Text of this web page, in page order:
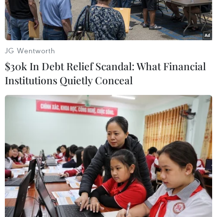
Ảnh minh họa (Nguồn: AFP/TTXVN)
Xung đột giữa Israel và Phong trào Hồi giáo
Hamas tiếp diễn đã đặt ra mối đe dọa nghiêm
trọng đối với thị trường khí đốt khu vực và có
thể gây tác động đến nguồn cung khí đốt tự
JG Wentworth
$30k In Debt Relief Scandal: What Financial
Institutions Quietly Conceal